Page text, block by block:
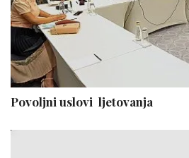
Povoljni uslovi ljetovanja